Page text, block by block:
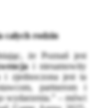
całych rodzin
że Poznań jest
i niesamowity
i zjednoczona jest ta
partnerom i
wydarzenia.” – mówi